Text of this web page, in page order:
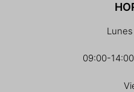
09:00-